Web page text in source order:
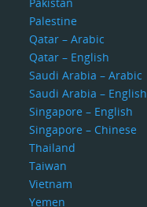
Pakistan
Palestine
Qatar – Arabic
Qatar – English
Saudi Arabia – Arabic
Saudi Arabia – English
Singapore – English
Singapore – Chinese
Thailand
Taiwan
Vietnam
Yemen